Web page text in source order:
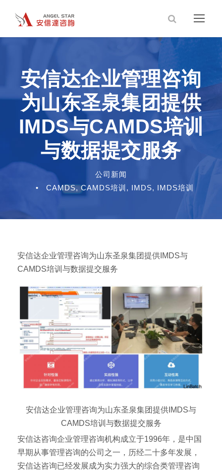
安信达企业管理咨询
为山东圣泉集团提供
IMDS与CAMDS培训
与数据提交服务
公司新闻
•
CAMDS, CAMDS培训 , IMDS, IMDS培训
安信达企业管理咨询为山东圣泉集团提供IMDS与
CAMDS培训与数据提交服务
安信达企业管理咨询为山东圣泉集团提供IMDS与
CAMDS培训与数据提交服务
安信达咨询企业管理咨询机构成立于1996年，是中国
早期从事管理咨询的公司之一，历经二十多年发展，
安信达咨询已经发展成为实力强大的综合类管理咨询